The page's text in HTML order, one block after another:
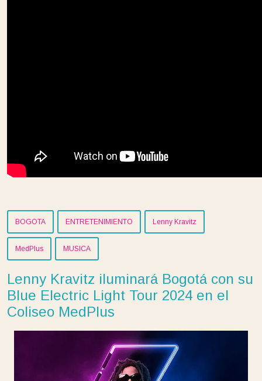
BOGOTA ENTRETENIMIENTO Lenny Kravitz
MedPlus MUSICA
Lenny Kravitz iluminará Bogotá con su
Blue Electric Light Tour 2024 en el
Coliseo MedPlus